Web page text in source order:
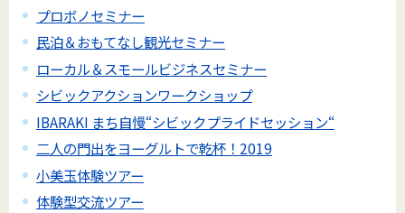
プロボノセミナー
民泊＆おもてなし観光セミナー
ローカル＆スモールビジネスセミナー
シビックアクションワークショップ
IBARAKI まち自慢“シビックプライドセッション“
二人の門出をヨーグルトで乾杯！2019
小美玉体験ツアー
体験型交流ツアー